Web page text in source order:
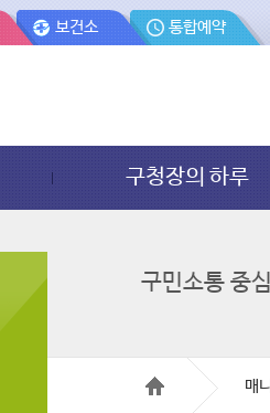
보건소 통합예약
구청장의 하루
구민소통 중
매